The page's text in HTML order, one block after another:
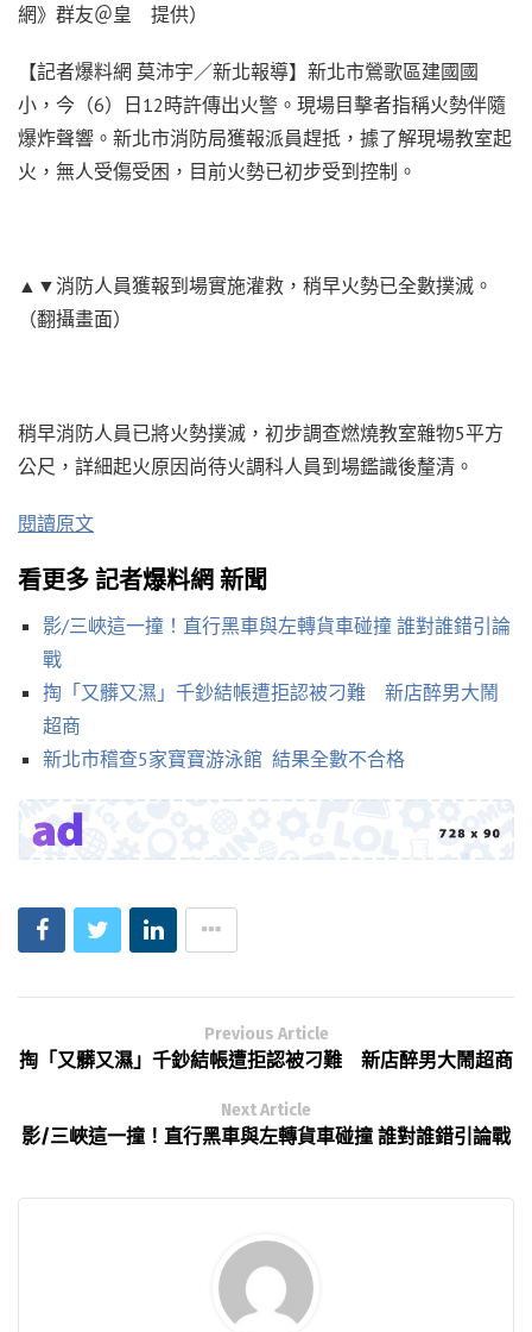
網》群友＠皇 提供）
【記者爆料網 莫沛宇／新北報導】新北市鶯歌區建國國
小，今（6）日12時許傳出火警。現場目擊者指稱火勢伴隨
爆炸聲響。新北市消防局獲報派員趕抵，據了解現場教室起
火，無人受傷受困，目前火勢已初步受到控制。
▲▼消防人員獲報到場實施灌救，稍早火勢已全數撲滅。
（翻攝畫面）
稍早消防人員已將火勢撲滅，初步調查燃燒教室雜物5平方
公尺，詳細起火原因尚待火調科人員到場鑑識後釐清。
閱讀原文
看更多 記者爆料網 新聞
影/三峽這一撞！直行黑車與左轉貨車碰撞 誰對誰錯引論
戰
掏「又髒又濕」千鈔結帳遭拒認被刁難 新店醉男大鬧
超商
新北市稽查5家寶寶游泳館 結果全數不合格
Previous Article
掏「又髒又濕」千鈔結帳遭拒認被刁難 新店醉男大鬧超商
Next Article
影/三峽這一撞！直行黑車與左轉貨車碰撞 誰對誰錯引論戰